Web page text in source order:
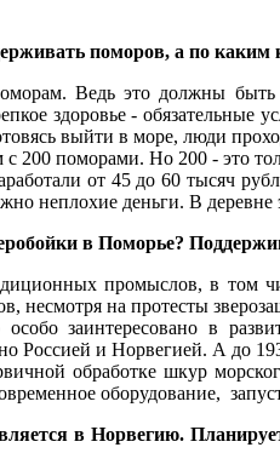
поморов, а по
Ведь это должны
здоровье -
выйти в море, люди
поморами. Но 200 - это
от 45 до 60 тысяч
неплохие деньги. В
в Поморье?
промыслов, в том
несмотря на протесты
особо заинтересовано в
Россией и Норвегией. А до
обработке шкур
оборудование,
в Норвегию.